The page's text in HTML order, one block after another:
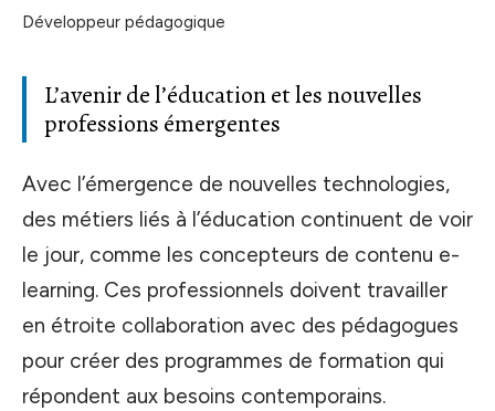
Développeur pédagogique
L’avenir de l’éducation et les nouvelles
professions émergentes
Avec l’émergence de nouvelles technologies,
des métiers liés à l’éducation continuent de voir
le jour, comme les concepteurs de contenu e-
learning. Ces professionnels doivent travailler
en étroite collaboration avec des pédagogues
pour créer des programmes de formation qui
répondent aux besoins contemporains.